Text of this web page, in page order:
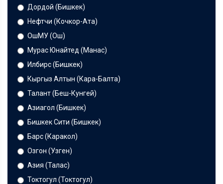
Дордой (Бишкек)
Нефтчи (Кочкор-Ата)
ОшМУ (Ош)
Мурас Юнайтед (Манас)
Илбирс (Бишкек)
Кыргыз Алтын (Кара-Балта)
Талант (Беш-Кунгей)
Азиагол (Бишкек)
Бишкек Сити (Бишкек)
Барс (Каракол)
Озгон (Узген)
Азия (Талас)
Токтогул (Токтогул)